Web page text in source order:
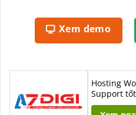
là:
Xem demo
Hosting
Support